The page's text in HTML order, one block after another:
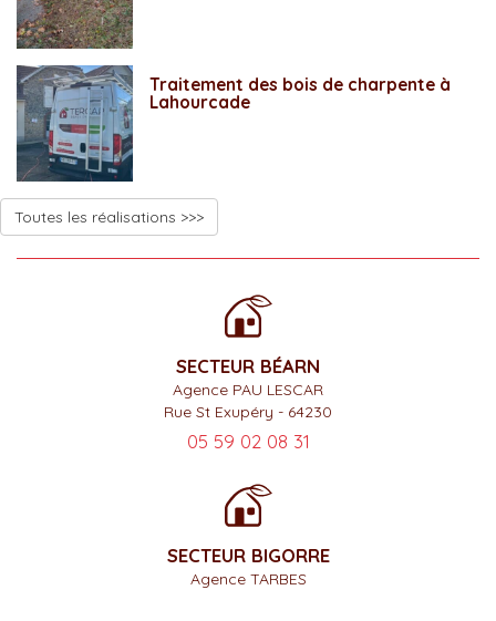
Traitement des bois de charpente à
Lahourcade
Toutes les réalisations >>>
SECTEUR BÉARN
Agence PAU LESCAR
Rue St Exupéry - 64230
05 59 02 08 31
SECTEUR BIGORRE
Agence TARBES